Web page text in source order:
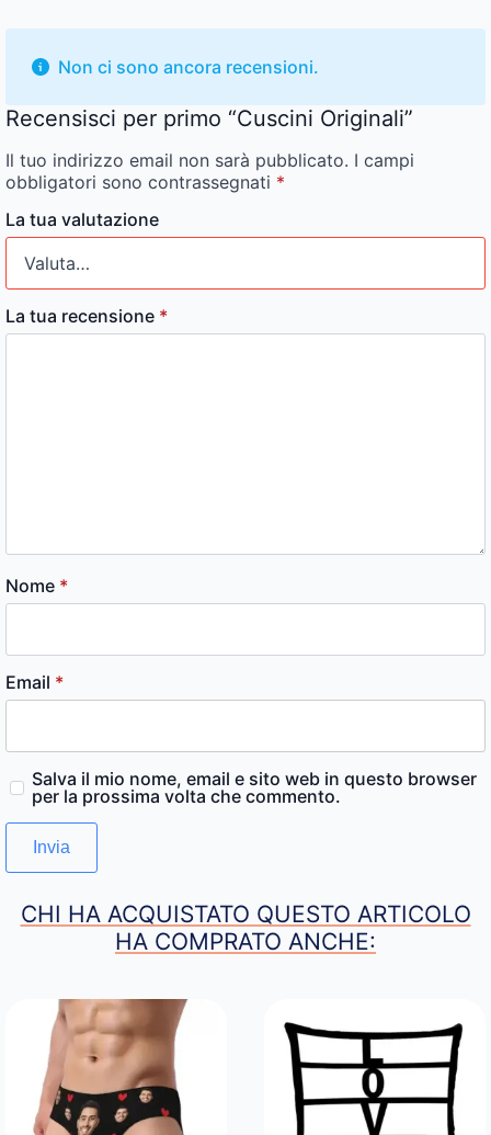
Non ci sono ancora recensioni.
Recensisci per primo “Cuscini Originali”
Il tuo indirizzo email non sarà pubblicato. I campi
obbligatori sono contrassegnati *
La tua valutazione
La tua recensione *
Nome *
Email *
Salva il mio nome, email e sito web in questo browser
per la prossima volta che commento.
CHI HA ACQUISTATO QUESTO ARTICOLO
HA COMPRATO ANCHE: